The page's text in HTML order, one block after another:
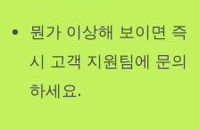
뭔가 이상해 보이면 즉
시 고객 지원팀에 문의
하세요.